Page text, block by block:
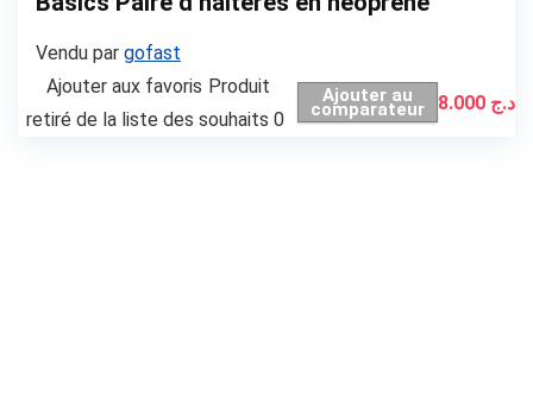
Vendu par gofast
Ajouter aux favoris Produit
retiré de la liste des souhaits 0
Ajouter au
comparateur د.ج